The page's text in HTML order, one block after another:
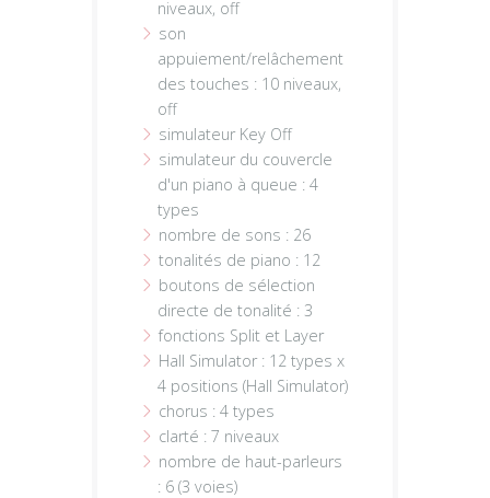
niveaux, off
son
appuiement/relâchement
des touches : 10 niveaux,
off
simulateur Key Off
simulateur du couvercle
d'un piano à queue : 4
types
nombre de sons : 26
tonalités de piano : 12
boutons de sélection
directe de tonalité : 3
fonctions Split et Layer
Hall Simulator : 12 types x
4 positions (Hall Simulator)
chorus : 4 types
clarté : 7 niveaux
nombre de haut-parleurs
: 6 (3 voies)